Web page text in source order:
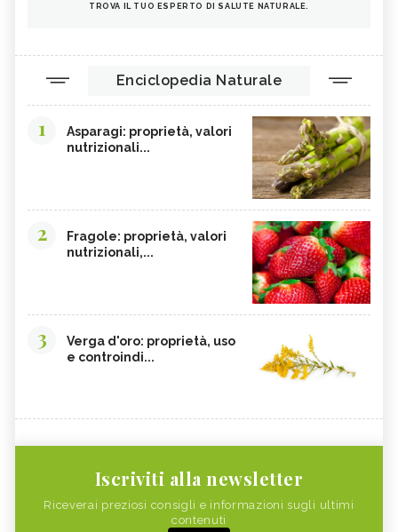
TROVA IL TUO ESPERTO DI SALUTE NATURALE.
Enciclopedia Naturale
1
Asparagi: proprietà, valori
nutrizionali...
2
Fragole: proprietà, valori
nutrizionali,...
3
Verga d'oro: proprietà, uso
e controindi...
Iscriviti alla newsletter
Riceverai preziosi consigli e informazioni sugli ultimi
contenuti